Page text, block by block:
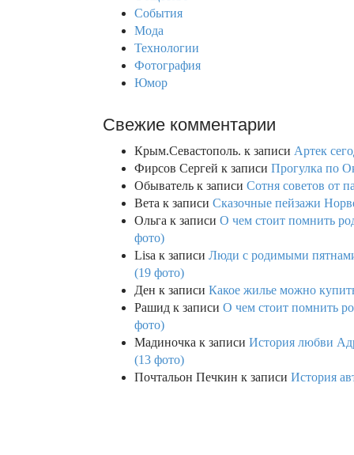
События
Мода
Технологии
Фотография
Юмор
Свежие комментарии
Крым.Севастополь. к записи Артек
Фирсов Сергей к записи Прогулка по
Обыватель к записи Сотня советов от
Вета к записи Сказочные пейзажи
Ольга к записи О чем стоит помнить
фото)
Lisa к записи Люди с родимыми
(19 фото)
Ден к записи Какое жилье можно
Рашид к записи О чем стоит помнить
фото)
Мадиночка к записи История любви
(13 фото)
Почтальон Печкин к записи История